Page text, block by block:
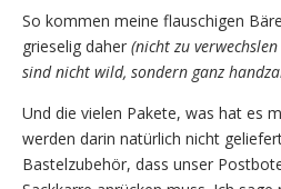
So kommen meine flauschigen
grieselig daher (nicht zu
sind nicht wild, sondern ganz
Und die vielen Pakete, was hat es
werden darin natürlich nicht
Bastelzubehör, dass unser